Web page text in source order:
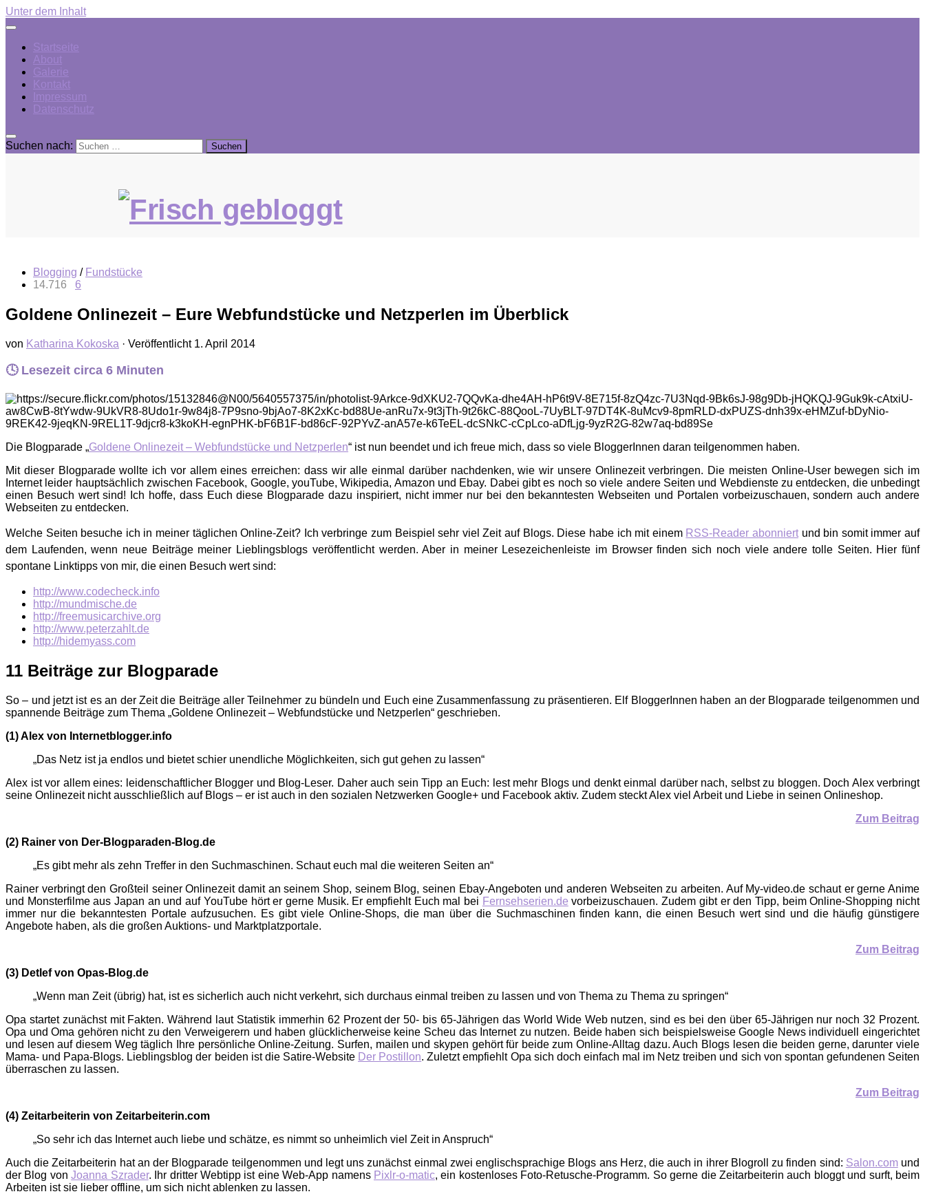
Unter dem Inhalt
Startseite
About
Galerie
Kontakt
Impressum
Datenschutz
Suchen nach:
Blogging / Fundstücke
14.716 6
Goldene Onlinezeit – Eure Webfundstücke und Netzperlen im Überblick
von Katharina Kokoska · Veröffentlicht 1. April 2014
🕓 Lesezeit circa 6 Minuten
Die Blogparade „Goldene Onlinezeit – Webfundstücke und Netzperlen“ ist nun beendet und ich freue mich, dass so viele BloggerInnen daran teilgenommen haben.
Mit dieser Blogparade wollte ich vor allem eines erreichen: dass wir alle einmal darüber nachdenken, wie wir unsere Onlinezeit verbringen. Die meisten Online-User bewegen sich im
Internet leider hauptsächlich zwischen Facebook, Google, youTube, Wikipedia, Amazon und Ebay. Dabei gibt es noch so viele andere Seiten und Webdienste zu entdecken, die unbedingt
einen Besuch wert sind! Ich hoffe, dass Euch diese Blogparade dazu inspiriert, nicht immer nur bei den bekanntesten Webseiten und Portalen vorbeizuschauen, sondern auch andere
Webseiten zu entdecken.
Welche Seiten besuche ich in meiner täglichen Online-Zeit? Ich verbringe zum Beispiel sehr viel Zeit auf Blogs. Diese habe ich mit einem RSS-Reader abonniertund bin somit immer auf
dem Laufenden, wenn neue Beiträge meiner Lieblingsblogs veröffentlicht werden. Aber in meiner Lesezeichenleiste im Browser finden sich noch viele andere tolle Seiten. Hier fünf
spontane Linktipps von mir, die einen Besuch wert sind:
http://www.codecheck.info
http://mundmische.de
http://freemusicarchive.org
http://www.peterzahlt.de
http://hidemyass.com
11 Beiträge zur Blogparade
So – und jetzt ist es an der Zeit die Beiträge aller Teilnehmer zu bündeln und Euch eine Zusammenfassung zu präsentieren. Elf BloggerInnen haben an der Blogparade teilgenommen und
spannende Beiträge zum Thema „Goldene Onlinezeit – Webfundstücke und Netzperlen“ geschrieben.
(1) Alex von Internetblogger.info
„Das Netz ist ja endlos und bietet schier unendliche Möglichkeiten, sich gut gehen zu lassen“
Alex ist vor allem eines: leidenschaftlicher Blogger und Blog-Leser. Daher auch sein Tipp an Euch: lest mehr Blogs und denkt einmal darüber nach, selbst zu bloggen. Doch Alex verbringt
seine Onlinezeit nicht ausschließlich auf Blogs – er ist auch in den sozialen Netzwerken Google+ und Facebook aktiv. Zudem steckt Alex viel Arbeit und Liebe in seinen Onlineshop.
Zum Beitrag
(2) Rainer von Der-Blogparaden-Blog.de
„Es gibt mehr als zehn Treffer in den Suchmaschinen. Schaut euch mal die weiteren Seiten an“
Rainer verbringt den Großteil seiner Onlinezeit damit an seinem Shop, seinem Blog, seinen Ebay-Angeboten und anderen Webseiten zu arbeiten. Auf My-video.de schaut er gerne Anime
und Monsterfilme aus Japan an und auf YouTube hört er gerne Musik. Er empfiehlt Euch mal bei Fernsehserien.de vorbeizuschauen. Zudem gibt er den Tipp, beim Online-Shopping nicht
immer nur die bekanntesten Portale aufzusuchen. Es gibt viele Online-Shops, die man über die Suchmaschinen finden kann, die einen Besuch wert sind und die häufig günstigere
Angebote haben, als die großen Auktions- und Marktplatzportale.
Zum Beitrag
(3) Detlef von Opas-Blog.de
„Wenn man Zeit (übrig) hat, ist es sicherlich auch nicht verkehrt, sich durchaus einmal treiben zu lassen und von Thema zu Thema zu springen“
Opa startet zunächst mit Fakten. Während laut Statistik immerhin 62 Prozent der 50- bis 65-Jährigen das World Wide Web nutzen, sind es bei den über 65-Jährigen nur noch 32 Prozent.
Opa und Oma gehören nicht zu den Verweigerern und haben glücklicherweise keine Scheu das Internet zu nutzen. Beide haben sich beispielsweise Google News individuell eingerichtet
und lesen auf diesem Weg täglich Ihre persönliche Online-Zeitung. Surfen, mailen und skypen gehört für beide zum Online-Alltag dazu. Auch Blogs lesen die beiden gerne, darunter viele
Mama- und Papa-Blogs. Lieblingsblog der beiden ist die Satire-Website Der Postillon. Zuletzt empfiehlt Opa sich doch einfach mal im Netz treiben und sich von spontan gefundenen Seiten
überraschen zu lassen.
Zum Beitrag
(4) Zeitarbeiterin von Zeitarbeiterin.com
„So sehr ich das Internet auch liebe und schätze, es nimmt so unheimlich viel Zeit in Anspruch“
Auch die Zeitarbeiterin hat an der Blogparade teilgenommen und legt uns zunächst einmal zwei englischsprachige Blogs ans Herz, die auch in ihrer Blogroll zu finden sind: Salon.comund
der Blog vonJoanna Szrader. Ihr dritter Webtipp ist eine Web-App namens Pixlr-o-matic, ein kostenloses Foto-Retusche-Programm. So gerne die Zeitarbeiterin auch bloggt und surft, beim
Arbeiten ist sie lieber offline, um sich nicht ablenken zu lassen.